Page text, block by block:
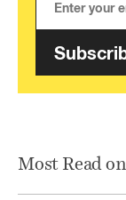
Most Read